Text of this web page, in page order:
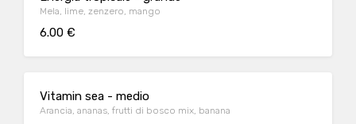
Mela, lime, zenzero, mango
6.00 €
Vitamin sea - medio
Arancia, ananas, frutti di bosco mix, banana